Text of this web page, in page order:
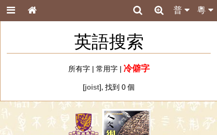
粵
普
英語搜索
所有字| 常用字| 冷僻字
[joist], 找到 0 個